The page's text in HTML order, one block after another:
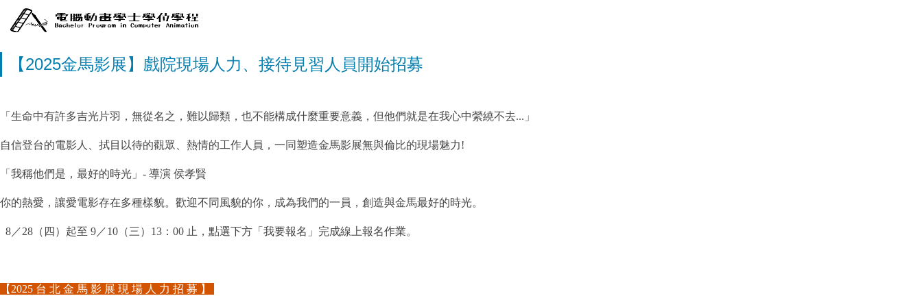
【2025金馬影展】戲院現場人力、接待見習人員開始招募
「生命中有許多吉光片羽，無從名之，難以歸類，也不能構成什麼重要意義，但他們就是在我心中縈繞不去...」
自信登台的電影人、拭目以待的觀眾、熱情的工作人員，一同塑造金馬影展無與倫比的現場魅力!
「我稱他們是，最好的時光」- 導演 侯孝賢
你的熱愛，讓愛電影存在多種樣貌。歡迎不同風貌的你，成為我們的一員，創造與金馬最好的時光。
8／28（四）起至 9／10（三）13：00 止，點選下方「我要報名」完成線上報名作業。
【2025 台 北 金 馬 影 展 現 場 人 力 招 募 】